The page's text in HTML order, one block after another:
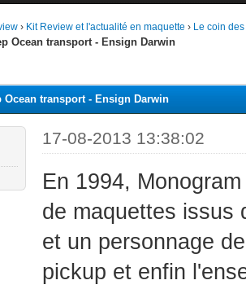
› Kit Review et l'actualité en maquette › Le coin
Ocean transport - Ensign Darwin
Ocean transport - Ensign Darwin
17-08-2013 13:38:02
En 1994,
de maquettes issus
et un personnage
pickup et enfin